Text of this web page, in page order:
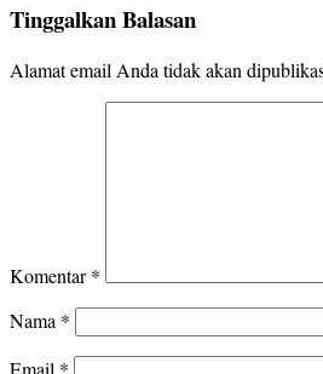
Tinggalkan Balasan
Alamat email Anda tidak akan
Komentar*
Nama *
Email *